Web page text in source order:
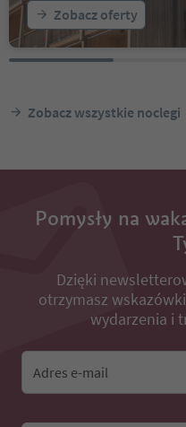
Zobacz oferty
Zobacz wszystkie noclegi
Pomysły na
Dzięki
otrzymasz
wydarzenia i
Adres e-mail